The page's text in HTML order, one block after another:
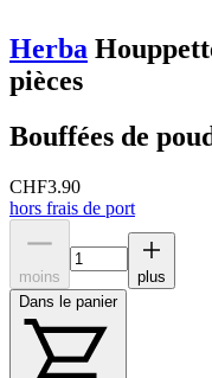
Herba
pièces
Bouffées de
CHF3.90
hors frais de port
moins
plus
Dans le panier